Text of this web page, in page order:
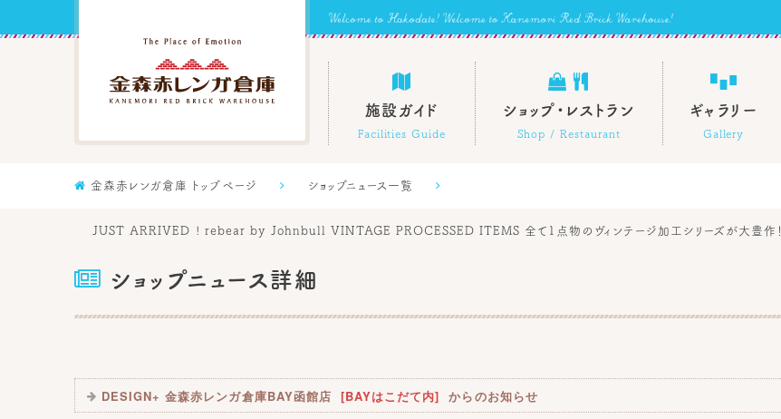
施設ガイド
Facilities Guide
 
ショップ・レストラン
Shop / Restaurant
ギャラリー
Gallery
 金森赤レンガ倉庫 トップページ  ショップニュース一覧 
JUST ARRIVED ! rebear by Johnbull VINTAGE PROCESSED ITEMS 全て1点物のヴィンテージ加工シリーズが大豊作！
 ショップニュース詳細
 DESIGN+ 金森赤レンガ倉庫BAY函館店 [BAYはこだて内] からのお知らせ